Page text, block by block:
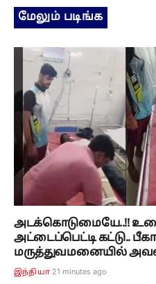
மேலும் படிங்க
அடக்கொடுமையே..!!
அட்டைப்பெட்டி கட்டு..
மருத்துவமனையில்
இந்தியா 21 minutes ago